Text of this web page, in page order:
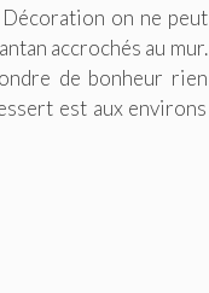
on ne peut
accrochés au mur.
de bonheur rien
est aux environs